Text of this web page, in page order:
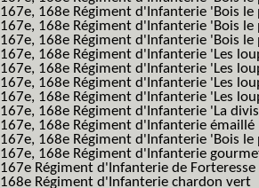
167e, 168e Régiment d'Infanterie 'Bois
167e, 168e Régiment d'Infanterie 'Bois
167e, 168e Régiment d'Infanterie 'Bois
167e, 168e Régiment d'Infanterie 'Les
167e, 168e Régiment d'Infanterie 'Les
167e, 168e Régiment d'Infanterie 'Les
167e, 168e Régiment d'Infanterie 'Les
167e, 168e Régiment d'Infanterie 'La
167e, 168e Régiment d'Infanterie émaillé
167e, 168e Régiment d'Infanterie 'Bois
167e, 168e Régiment d'Infanterie
167e Régiment d'Infanterie de
168e Régiment d'Infanterie chardon vert